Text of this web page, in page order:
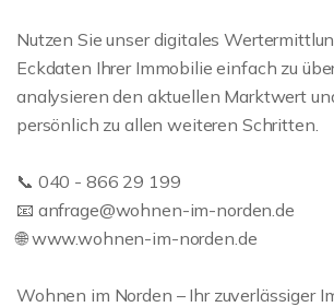
Nutzen Sie unser digitales
Eckdaten Ihrer Immobilie einfach zu
analysieren den aktuellen Marktwert
persönlich zu allen weiteren Schritten.
📞 040 - 866 29 199
📧 anfrage@wohnen-im-norden.de
🌐 www.wohnen-im-norden.de
Wohnen im Norden – Ihr zuverlässiger